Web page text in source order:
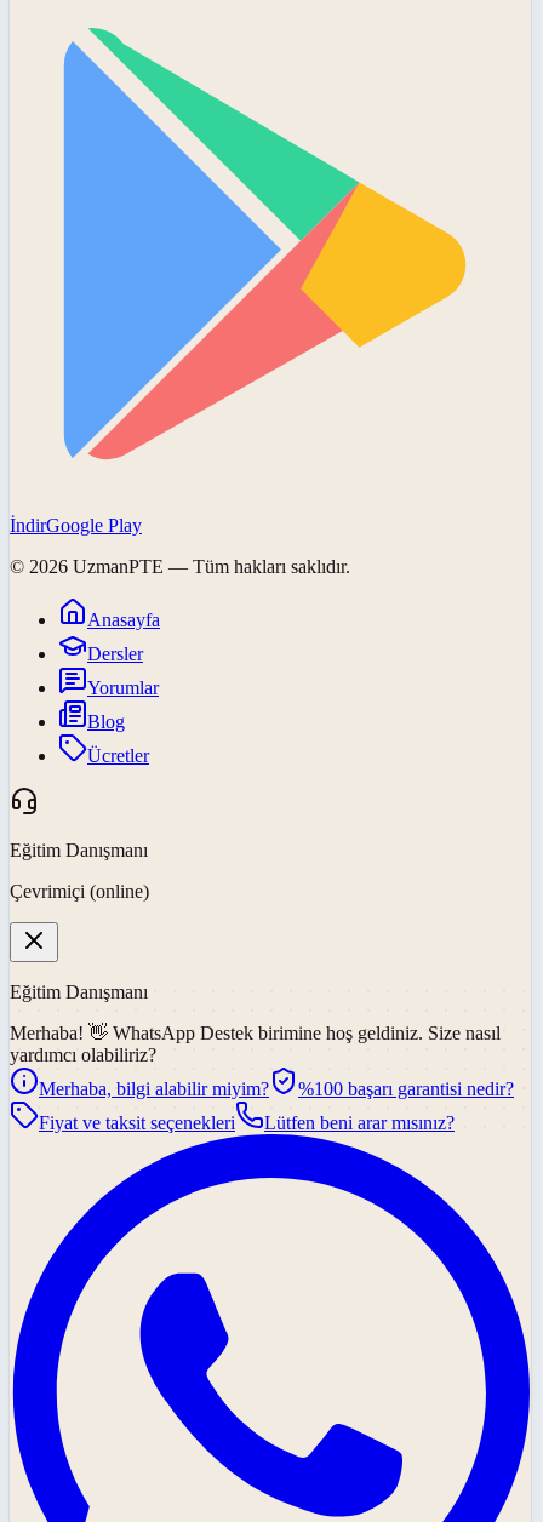
İndirGoogle Play
© 2026 UzmanPTE — Tüm hakları saklıdır.
Anasayfa
Dersler
Yorumlar
Blog
Ücretler
Eğitim Danışmanı
Çevrimiçi (online)
Eğitim Danışmanı
Merhaba! 👋 WhatsApp Destek birimine hoş geldiniz. Size nasıl
yardımcı olabiliriz?
Merhaba, bilgi alabilir miyim?
%100 başarı garantisi nedir?
Fiyat ve taksit seçenekleri
Lütfen beni arar mısınız?